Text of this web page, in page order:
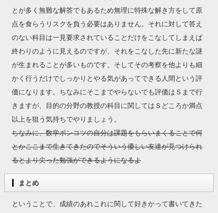
とが多く無難な解答でもあるため無理に特殊な解き方をして原
点を食らうリスクを負う必要はありません。それに対して答え
のない科目は一見要求されていることだけをこなしてしまえば
終わりのように見えるのですが、それをこなした先に新たな謎
が生まれることが多いものです。そしてその考察を他よりも細
かく行うだけでしっかりとやる気があってできる人間という評
価になります。ちなみにそこまでやらないでも評価はＳまで行
きますが、目的の分野の教授の科目に関してはＳどころか満点
以上を狙う気持ちでやりましょう。
ちなみに、数学ポンコツの自分は課題をもらいまくることで何
とかここまで生きてきたのでそういう優しい友達が見つけられ
るとより尖った勉強ができるようになるよ
まとめ
ということで、成績のあれこれに関して好きかって書いてきた